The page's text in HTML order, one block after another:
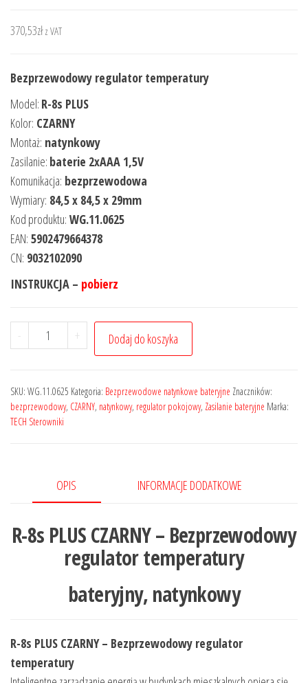
370,53zł z VAT
Bezprzewodowy regulator temperatury
Model: R-8s PLUS
Kolor: CZARNY
Montaż: natynkowy
Zasilanie: baterie 2xAAA 1,5V
Komunikacja: bezprzewodowa
Wymiary: 84,5 x 84,5 x 29mm
Kod produktu: WG.11.0625
EAN: 5902479664378
CN: 9032102090
INSTRUKCJA – pobierz
- + Dodaj do koszyka
SKU: WG.11.0625 Kategoria: Bezprzewodowe natynkowe bateryjne Znaczników:
bezprzewodowy, CZARNY, natynkowy, regulator pokojowy, Zasilanie bateryjne Marka:
TECH Sterowniki
OPIS INFORMACJE DODATKOWE
R-8s PLUS CZARNY – Bezprzewodowy
regulator temperatury
bateryjny, natynkowy
R-8s PLUS CZARNY – Bezprzewodowy regulator
temperatury